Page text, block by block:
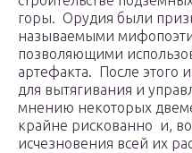
горы. Орудия были
называемыми
позволяющими
артефакта. После этого
для вытягивания и
мнению некоторых
крайне рискованно и,
исчезновения всей их